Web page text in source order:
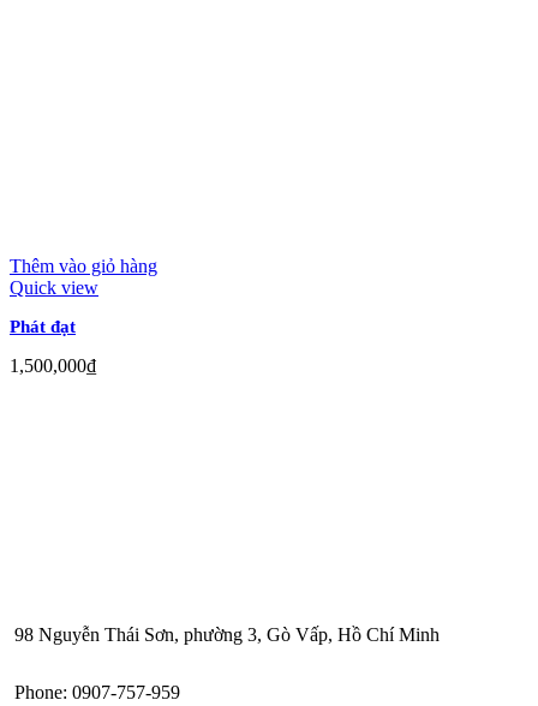
Thêm vào giỏ hàng
Quick view
Phát đạt
1,500,000₫
98 Nguyễn Thái Sơn, phường 3, Gò Vấp, Hồ Chí Minh
Phone: 0907-757-959